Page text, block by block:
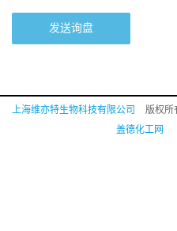
发送询盘
上海维亦特生物科技有限公司 版权所
盖德化工网